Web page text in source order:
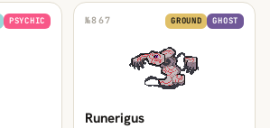
PSYCHIC №867 GROUND GHOST
Runerigus